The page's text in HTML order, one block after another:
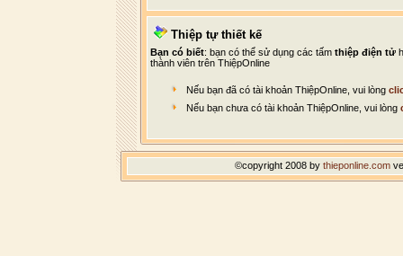
Thiệp tự thiết kế
Bạn có biết: bạn có thể sử dụng các tấm thiệp điện tử
thành viên trên ThiệpOnline
Nếu bạn đã có tài khoản ThiệpOnline, vui lòng
Nếu bạn chưa có tài khoản ThiệpOnline, vui lòng
©copyright 2008 by thieponline.com